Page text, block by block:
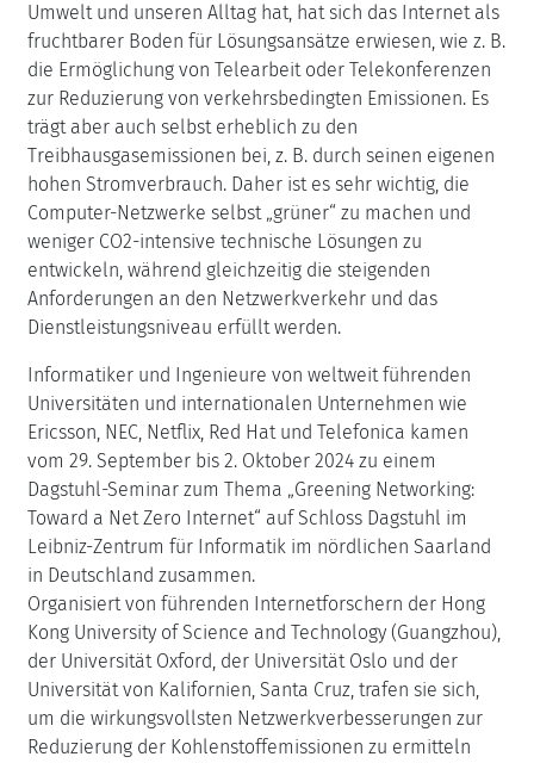
Umwelt und unseren Alltag hat, hat sich das Internet als
fruchtbarer Boden für Lösungsansätze erwiesen, wie z. B.
die Ermöglichung von Telearbeit oder Telekonferenzen
zur Reduzierung von verkehrsbedingten Emissionen. Es
trägt aber auch selbst erheblich zu den
Treibhausgasemissionen bei, z. B. durch seinen eigenen
hohen Stromverbrauch. Daher ist es sehr wichtig, die
Computer-Netzwerke selbst „grüner“ zu machen und
weniger CO2-intensive technische Lösungen zu
entwickeln, während gleichzeitig die steigenden
Anforderungen an den Netzwerkverkehr und das
Dienstleistungsniveau erfüllt werden.
Informatiker und Ingenieure von weltweit führenden
Universitäten und internationalen Unternehmen wie
Ericsson, NEC, Netflix, Red Hat und Telefonica kamen
vom 29. September bis 2. Oktober 2024 zu einem
Dagstuhl-Seminar zum Thema „Greening Networking:
Toward a Net Zero Internet“ auf Schloss Dagstuhl im
Leibniz-Zentrum für Informatik im nördlichen Saarland
in Deutschland zusammen.
Organisiert von führenden Internetforschern der Hong
Kong University of Science and Technology (Guangzhou),
der Universität Oxford, der Universität Oslo und der
Universität von Kalifornien, Santa Cruz, trafen sie sich,
um die wirkungsvollsten Netzwerkverbesserungen zur
Reduzierung der Kohlenstoffemissionen zu ermitteln